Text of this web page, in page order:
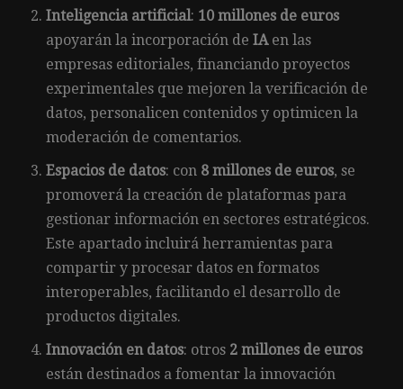
Inteligencia artificial: 10 millones de euros
apoyarán la incorporación de IAen las
empresas editoriales, financiando proyectos
experimentales que mejoren la verificación de
datos, personalicen contenidos y optimicen la
moderación de comentarios.
Espacios de datos: con 8 millones de euros, se
promoverá la creación de plataformas para
gestionar información en sectores estratégicos.
Este apartado incluirá herramientas para
compartir y procesar datos en formatos
interoperables, facilitando el desarrollo de
productos digitales.
Innovación en datos: otros 2 millones de euros
están destinados a fomentar la innovación